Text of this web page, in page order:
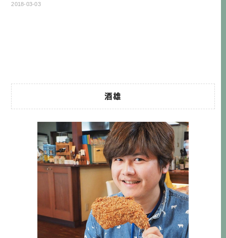
湯拉麵的朋友說，幾乎都是一致推薦，所以我一直想來試
2018-03-03
酒雄